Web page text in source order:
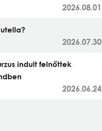
2026.08.01
2026.07.30
indult felnőttek
2026.06.24